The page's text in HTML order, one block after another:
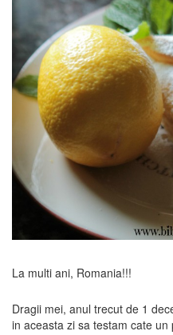
La multi ani, Romania!!!
Dragii mei, anul trecut de 1
in aceasta zi sa testam cate